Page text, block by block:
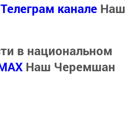
Телеграм канале Наш
в национальном
Наш Черемшан